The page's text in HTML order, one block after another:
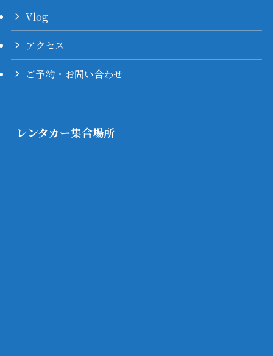
Vlog
アクセス
ご予約・お問い合わせ
レンタカー集合場所